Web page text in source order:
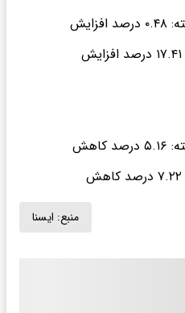
منبع: ايسنا